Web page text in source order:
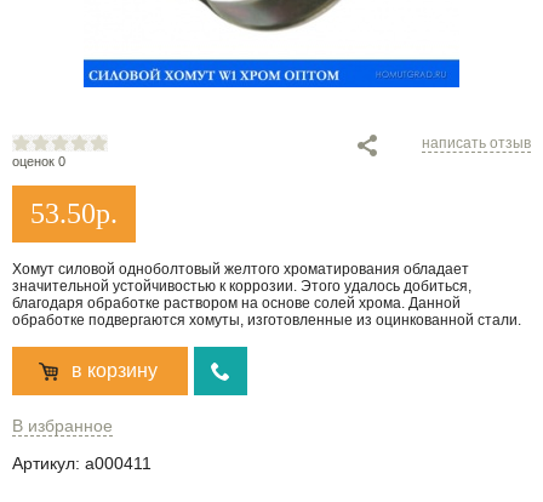
оценок 0
написать отзыв
53.50р.
Хомут силовой одноболтовый желтого хроматирования обладает
значительной устойчивостью к коррозии. Этого удалось добиться,
благодаря обработке раствором на основе солей хрома. Данной
обработке подвергаются хомуты, изготовленные из оцинкованной стали.
в корзину
В избранное
Артикул: a000411